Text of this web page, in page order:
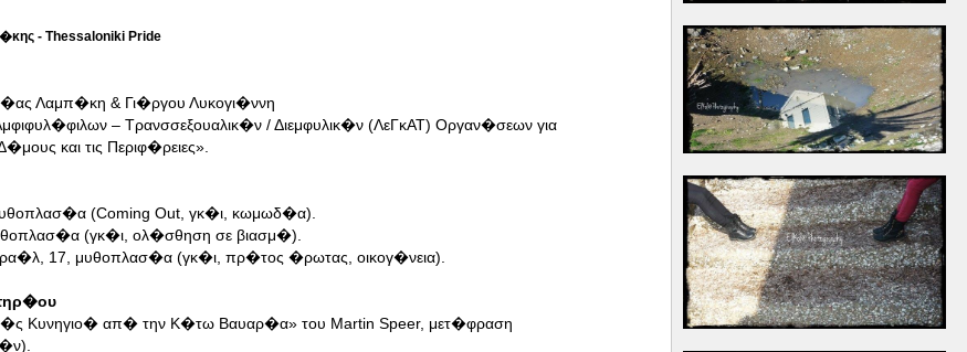
- Thessaloniki Pride
Λαμπ�κη & Γι�ργου Λυκογι�ννη
– Τρανσσεξουαλικ�ν / Διεμφυλικ�ν (ΛεΓκΑΤ) Οργαν�σεων για
και τις Περιφ�ρειες».
(Coming Out, γκ�ι, κωμωδ�α).
(γκ�ι, ολ�σθηση σε βιασμ�).
17, μυθοπλασ�α (γκ�ι, πρ�τος �ρωτας, οικογ�νεια).
Κυνηγιο� απ� την Κ�τω Βαυαρ�α» του Martin Speer, μετ�φραση